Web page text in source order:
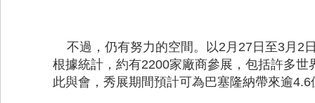
不過，仍有努力的空間。以2月27日至3月2
根據統計，約有2200家廠商參展，包括許多
此與會，秀展期間預計可為巴塞隆納帶來逾